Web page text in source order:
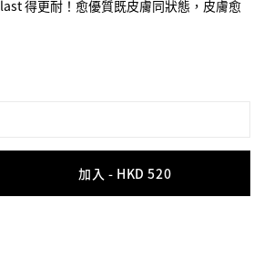
得更耐！愈優質既皮膚同狀態，皮膚愈
加入 - HKD 520